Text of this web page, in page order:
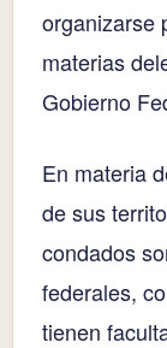
organizarse
materias
Gobierno
En materia
de sus
condados
federales,
tienen